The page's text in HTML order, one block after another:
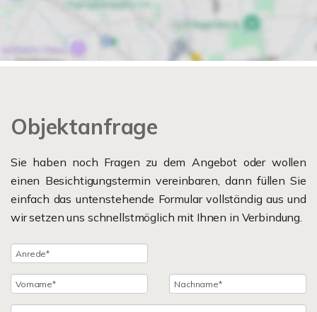
Objektanfrage
Sie haben noch Fragen zu dem Angebot oder wollen
einen Besichtigungstermin vereinbaren, dann füllen Sie
einfach das untenstehende Formular vollständig aus und
wir setzen uns schnellstmöglich mit Ihnen in Verbindung.